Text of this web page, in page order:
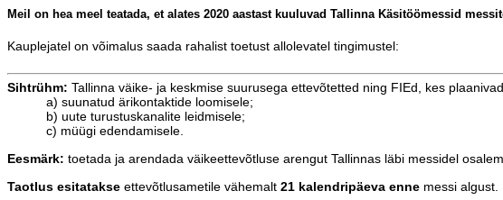
Meil on hea meel teatada, et alates 2020 aastast kuuluvad Tallinna Käsitöömessid
Kauplejatel on võimalus saada rahalist toetust allolevatel tingimustel:
Sihtrühm: Tallinna väike- ja keskmise suurusega ettevõtetted ning FIEd, kes
a) suunatud ärikontaktide loomisele;
b) uute turustuskanalite leidmisele;
c) müügi edendamisele.
Eesmärk: toetada ja arendada väikeettevõtluse arengut Tallinnas läbi messidel
Taotlus esitatakse ettevõtlusametile vähemalt 21 kalendripäeva enne messi algust.